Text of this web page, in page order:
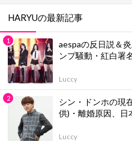
HARYUの最新記事
aespaの反日説＆
ンプ騒動・紅白署
Luccy
シン・ドンホの現
供)・離婚原因、日
Luccy